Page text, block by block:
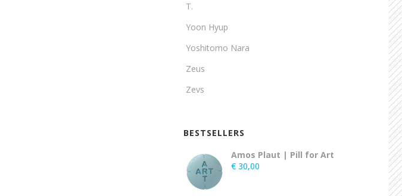
T.
Yoon Hyup
Yoshitomo Nara
Zeus
Zevs
BESTSELLERS
Amos Plaut | Pill for Art
€ 30,00